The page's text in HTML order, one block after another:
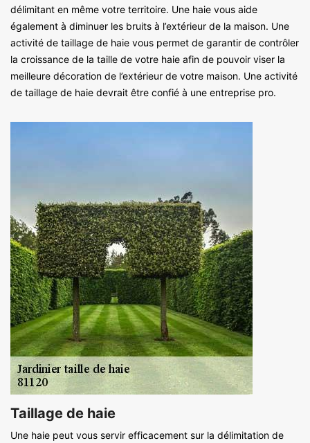
délimitant en même votre territoire. Une haie vous aide
également à diminuer les bruits à l’extérieur de la maison. Une
activité de taillage de haie vous permet de garantir de contrôler
la croissance de la taille de votre haie afin de pouvoir viser la
meilleure décoration de l’extérieur de votre maison. Une activité
de taillage de haie devrait être confié à une entreprise pro.
Taillage de haie
Une haie peut vous servir efficacement sur la délimitation de